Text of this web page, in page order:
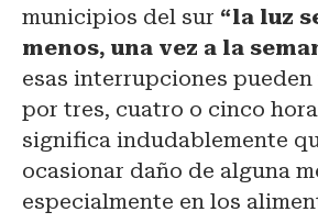
municipios del sur “la luz
menos, una vez a la
esas interrupciones
por tres, cuatro o cinco
significa indudablemente
ocasionar daño de alguna
especialmente en los